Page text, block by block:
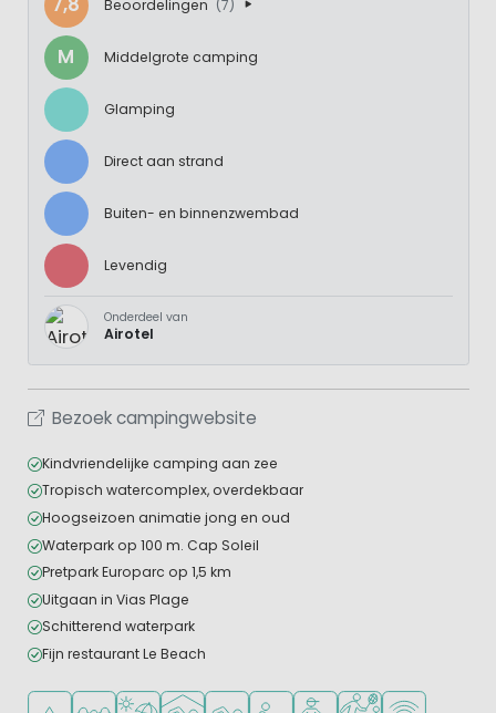
Beoordelingen (7)
M Middelgrote camping
Glamping
Direct aan strand
Buiten- en binnenzwembad
Levendig
Onderdeel van
Airotel
Bezoek campingwebsite
Kindvriendelijke camping aan zee
Tropisch watercomplex, overdekbaar
Hoogseizoen animatie jong en oud
Waterpark op 100 m. Cap Soleil
Pretpark Europarc op 1,5 km
Uitgaan in Vias Plage
Schitterend waterpark
Fijn restaurant Le Beach
Ligt in de heuvels/bergen
Ligt in een bosrijke omgeving
Ligt bij strand en zee
Overdekt zwembad
Openlucht zwembad
Aanbevolen voor jonge kinderen
Aanbevolen voor tieners
Veel WiFi